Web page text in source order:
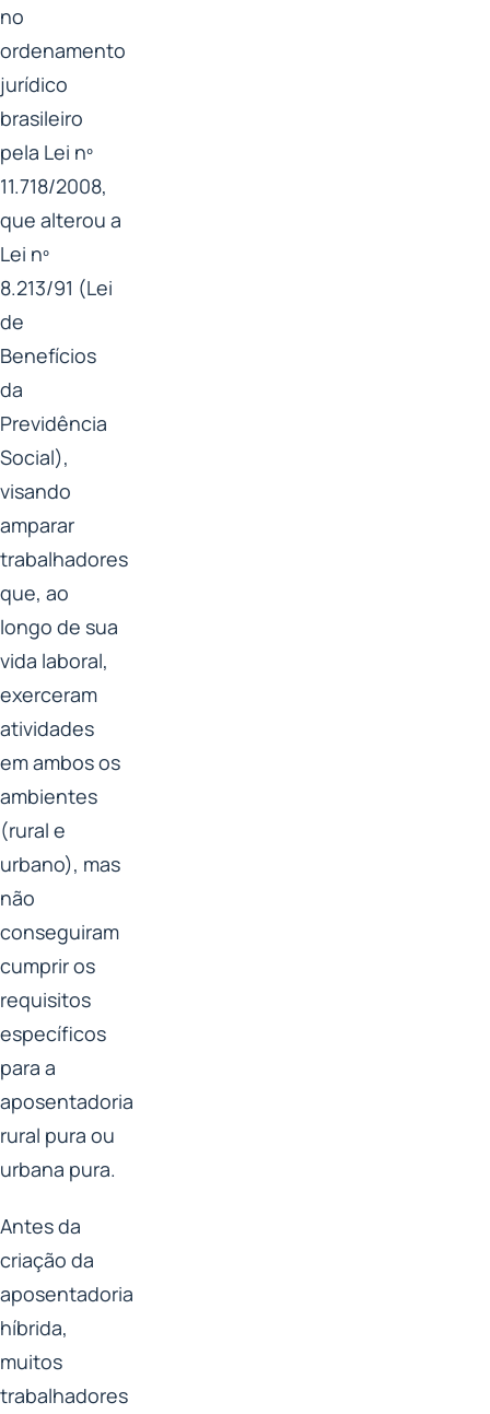
no
ordenamento
jurídico
brasileiro
pela Lei nº
11.718/2008,
que alterou a
Lei nº
8.213/91 (Lei
de
Benefícios
da
Previdência
Social),
visando
amparar
trabalhadores
que, ao
longo de sua
vida laboral,
exerceram
atividades
em ambos os
ambientes
(rural e
urbano), mas
não
conseguiram
cumprir os
requisitos
específicos
para a
aposentadoria
rural pura ou
urbana pura.
Antes da
criação da
aposentadoria
híbrida,
muitos
trabalhadores